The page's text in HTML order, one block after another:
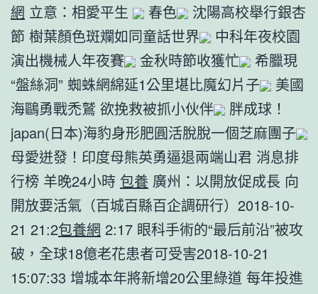
網 立意：相愛平生 春色
沈陽高校舉行銀杏
節 樹葉顏色斑斕如同童話世界
中科年夜校園
演出機械人年夜賽
金秋時節收獲忙
希臘現
“盤絲洞” 蜘蛛網綿延1公里堪比魔幻片子
美國
海鷗勇戰禿鷲 欲挽救被抓小伙伴
胖成球！
japan(日本)海豹身形肥圓活脫脫一個芝麻團子
母愛迸發！印度母熊英勇逼退兩端山君 消息排
行榜 羊晚24小時 包養 廣州：以開放促成長 向
開放要活氣（百城百縣百企調研行）2018-10-
21 21:2包養網 2:17 眼科手術的“最后前沿”被攻
破，全球18億老花患者可受害2018-10-21
15:07:33 增城本年將新增20公里綠道 每年投進